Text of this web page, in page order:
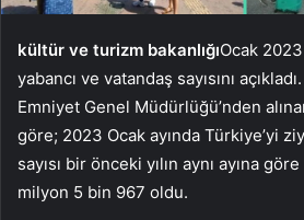
kültür ve turizm bakanlığıOcak
yabancı ve vatandaş sayısını açıkladı.
Emniyet Genel Müdürlüğü’nden
göre; 2023 Ocak ayında Türkiye’yi
sayısı bir önceki yılın aynı ayına
milyon 5 bin 967 oldu.